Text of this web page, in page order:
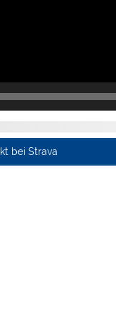
bei Strava